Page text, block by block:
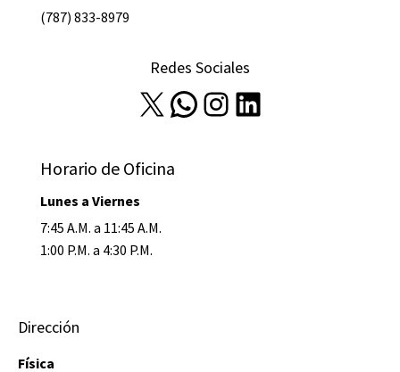
(787) 833-8979
Redes Sociales
X WhatsApp Instagram LinkedIn
Horario de Oficina
Lunes a Viernes
7:45 A.M. a 11:45 A.M.
1:00 P.M. a 4:30 P.M.
Dirección
Física